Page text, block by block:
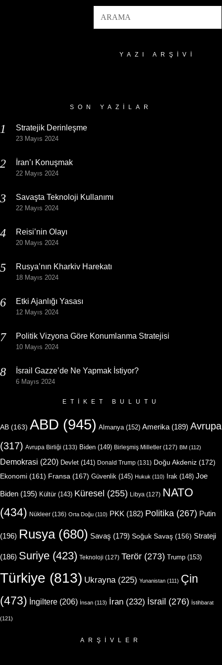
YAZI ARŞIVI
SON YAZILAR
Stratejik Derinleşme
23 Mayıs 2024
İran’ı Konuşmak
22 Mayıs 2024
Savaşta Teknoloji Kullanımı
22 Mayıs 2024
Reisi’nin Olayı
20 Mayıs 2024
Rusya’nın Kharkiv Harekatı
18 Mayıs 2024
Etki Ajanlığı Yasası
12 Mayıs 2024
Politik Vizyona Göre Konumlanma Stratejisi
10 Mayıs 2024
İsrail Gazze’de Ne Yapmak İstiyor?
6 Mayıs 2024
ETIKET BULUTU
AB (163) ABD (945) Almanya(152) Amerika (189) Avrupa
(317) Avrupa Birliği (133) Biden (149) Birleşmiş Milletler (127) BM (112)
Demokrasi (220) Devlet (141) Donald Trump (131) Doğu Akdeniz (172)
Ekonomi (161) Fransa (167) Güvenlik (145) Hukuk (110) Irak (148) Joe
Biden (195) Kültür(143) Küresel (255) Libya (127) NATO
(434) Nükleer (136) Orta Doğu (110) PKK (182) Politika (267) Putin
(196) Rusya(680) Savaş (179) Soğuk Savaş (156) Strateji
(186) Suriye (423) Teknoloji (127) Terör (273) Trump (153)
Türkiye (813) Ukrayna(225) Yunanistan (111) Çin
(473) İngiltere (206) İnsan (113) İran (232) İsrail (276) İstihbarat
(121)
ARŞIVLER